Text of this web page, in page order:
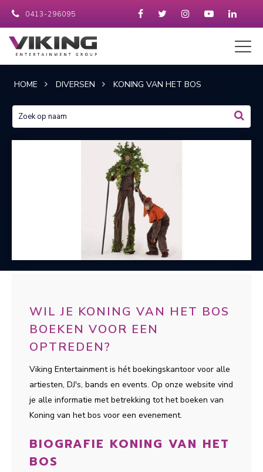
0413-296095
HOME DIVERSEN KONING VAN HET BOS
WIL JE KONING VAN HET BOS
BOEKEN VOOR EEN
OPTREDEN?
Viking Entertainment is hét boekingskantoor voor alle
artiesten, DJ's, bands en events. Op onze website vind
je alle informatie met betrekking tot het boeken van
Koning van het bos voor een evenement.
BIOGRAFIE KONING VAN HET
BOS